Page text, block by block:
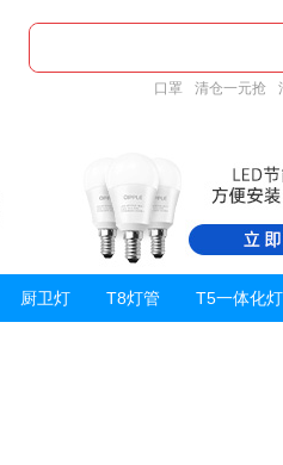
口罩 清仓一元抢
厨卫灯 T8灯管 T5一体化